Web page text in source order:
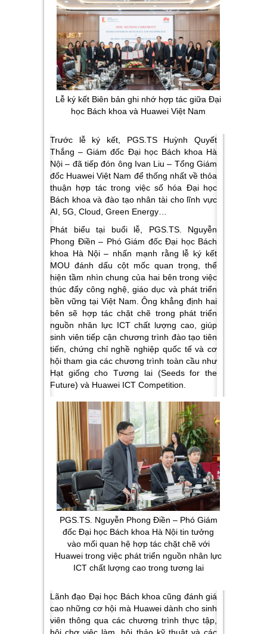
Lễ ký kết Biên bản ghi nhớ hợp tác giữa Đại
học Bách khoa và Huawei Việt Nam
Trước lễ ký kết, PGS.TS Huỳnh Quyết
Thắng – Giám đốc Đại học Bách khoa Hà
Nội – đã tiếp đón ông Ivan Liu – Tổng Giám
đốc Huawei Việt Nam để thống nhất về thỏa
thuận hợp tác trong việc số hóa Đại học
Bách khoa và đào tạo nhân tài cho lĩnh vực
AI, 5G, Cloud, Green Energy…
Phát biểu tại buổi lễ, PGS.TS. Nguyễn
Phong Điền – Phó Giám đốc Đại học Bách
khoa Hà Nội – nhấn mạnh rằng lễ ký kết
MOU đánh dấu cột mốc quan trọng, thể
hiện tầm nhìn chung của hai bên trong việc
thúc đẩy công nghệ, giáo dục và phát triển
bền vững tại Việt Nam. Ông khẳng định hai
bên sẽ hợp tác chặt chẽ trong phát triển
nguồn nhân lực ICT chất lượng cao, giúp
sinh viên tiếp cận chương trình đào tạo tiên
tiến, chứng chỉ nghề nghiệp quốc tế và cơ
hội tham gia các chương trình toàn cầu như
Hạt giống cho Tương lai (Seeds for the
Future) và Huawei ICT Competition.
PGS.TS. Nguyễn Phong Điền – Phó Giám
đốc Đại học Bách khoa Hà Nội tin tưởng
vào mối quan hệ hợp tác chặt chẽ với
Huawei trong việc phát triển nguồn nhân lực
ICT chất lượng cao trong tương lai
Lãnh đạo Đại học Bách khoa cũng đánh giá
cao những cơ hội mà Huawei dành cho sinh
viên thông qua các chương trình thực tập,